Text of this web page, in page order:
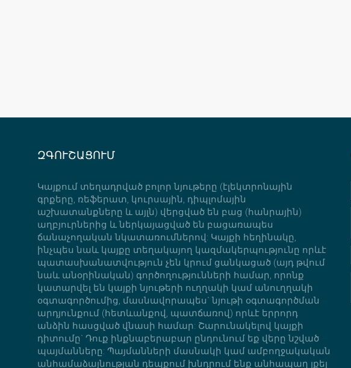
ԶԳՈՒՇԱՑՈՒՄ
Կայքում տեղադրված բոլոր նյութերը (էլեկտրոնային
գրքերը, ռեֆերատ, կուրսային, դիպլոմային
աշխատանքները և այլն) վերցված են բաց (հանրային)
աղբյուրներից և ներկայացված են բացառապես
ճանաչողական նկատառումներով: Կայքի հեղինակը,
ինչպես նաև կայքը տեղակայող կազմակերպությունը որևէ
պատասխանատվություն չեն կրում ցանկացած (այդ թվում
նաև անօրինական) գործողությունների համար, որոնք
կատարվել են կայքի նյութերի ուղղակի կամ անուղղակի
օգտագործումից, մասնավորապես` նյութի օգտագործման
արդյունքում (հետևանքով, պատճառով) որևէ երրորդ
անձին հասցված վնասի համար: Շարունակելով կայքի
դիտումը` Դուք ինքնաբերաբար ընդունում եք վերը նշված
պայմանները: Պայմանների մասնակի կամ ամբողջակական
անհամաձայնության դեպքում խնդրում ենք անհապաղ լքել